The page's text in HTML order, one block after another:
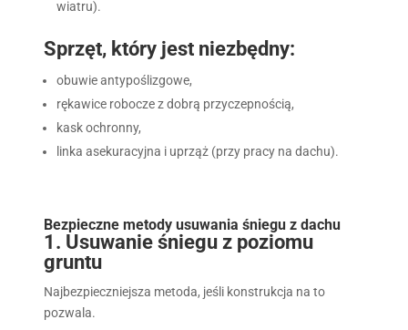
wiatru).
Sprzęt, który jest niezbędny:
obuwie antypoślizgowe,
rękawice robocze z dobrą przyczepnością,
kask ochronny,
linka asekuracyjna i uprząż (przy pracy na dachu).
Bezpieczne metody usuwania śniegu z dachu
1. Usuwanie śniegu z poziomu
gruntu
Najbezpieczniejsza metoda, jeśli konstrukcja na to
pozwala.